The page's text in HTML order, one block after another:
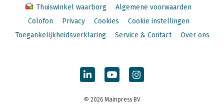
Thuiswinkel waarborg
Algemene voorwaarden
Colofon
Privacy Cookies
Cookie instellingen
Toegankelijkheidsverklaring
Service & Contact Over ons
© 2026 Mainpress BV